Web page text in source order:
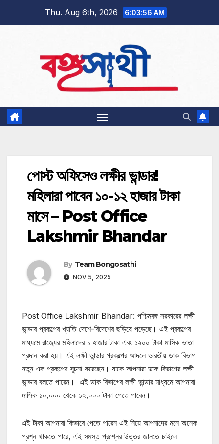
Thu. Aug 6th, 2026 6:03:57 AM
পোস্ট অফিসেও লক্ষীর ভান্ডার!
মহিলারা পাবেন ১০-১২ হাজার টাকা
মাসে – Post Office
Lakshmir Bhandar
By Team Bongosathi
NOV 5, 2025
Post Office Lakshmir Bhandar: পশ্চিমবঙ্গ সরকারের লক্ষী
ভান্ডার প্রকল্পের খ্যাতি দেশে-বিদেশের ছড়িয়ে পড়েছে। এই প্রকল্পের
মাধ্যমে রাজ্যের মহিলাদের ১ হাজার টাকা এবং ১২০০ টাকা মাসিক ভাতা
প্রদান করা হয়। এই লক্ষী ভান্ডার প্রকল্পের আদলে ভারতীয় ডাক বিভাগ
নতুন এক প্রকল্পের সূচনা করেছেন। যাকে আপনারা ডাক বিভাগের লক্ষী
ভান্ডার বলতে পারেন। ‌ এই ডাক বিভাগের লক্ষী ভান্ডার মাধ্যমে আপনারা
মাসিক ১০,০০০ থেকে ১২,০০০ টাকা পেতে পারেন।
এই টাকা আপনারা কিভাবে পেতে পারেন এই নিয়ে আপনাদের মনে অনেক
প্রশ্ন থাকতে পারে, এই সমস্ত প্রশ্নের উত্তর জানতে চাইলে